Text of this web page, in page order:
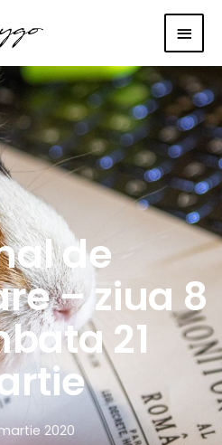
Main
de
– ziua 8
21
2020